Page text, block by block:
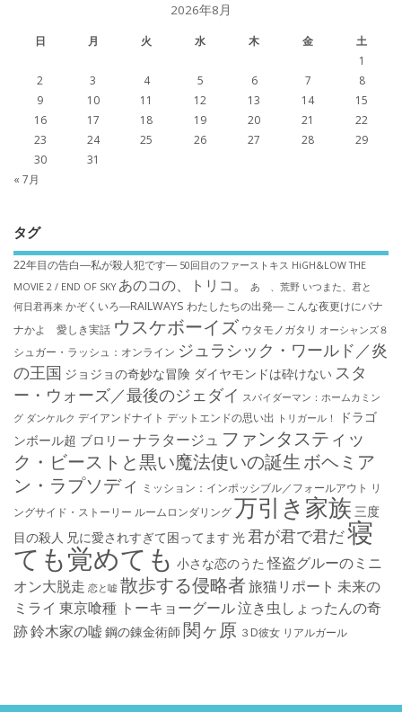
2026年8月
日 月 火 水 木 金
土
1
2
3 4 5 6 7
8
9
10 11 12 13 14
15
16
17 18 19 20 21
22
23
24 25 26 27 28
29
30
31
« 7月
タグ
22年目の告白―私が殺人犯です― 50回目のファーストキス HiGH&LOW THE
MOVIE 2 / END OF SKY あのコの、トリコ。 あゝ、荒野 いつまた、君と
何日君再来 かぞくいろ―RAILWAYS わたしたちの出発― こんな夜更けにバナ
ナかよ 愛しき実話 ウスケボーイズ ウタモノガタリ オーシャンズ８
シュガー・ラッシュ：オ​ンライン ジュラシック・ワールド／炎
の王国 ジョジョの奇妙な冒険 ダイヤモンドは砕けない スタ
ー・ウォーズ／最後のジェダイ スパイダーマン：ホームカミン
グ ダンケルク デイアンドナイト デットエンドの思い出 トリガール！
ドラゴ
ンボール超 ブロリー ナラタージュ ファンタスティッ
ク・ビーストと黒い魔法使いの誕生 ボヘミア
ン・ラプソディ ミッション：インポッシブル／フォールアウト リ
ングサイド・ストーリー ルームロンダリング万引き家族 三度
目の殺人 兄に愛されすぎて困ってます 光君が君で君だ寝
ても覚めても 小さな恋のうた 怪盗グルーのミニ
オン大脱走 恋と嘘 散歩する侵略者旅猫リポート 未来の
ミライ 東京喰種 トーキョーグール泣き虫しょったんの奇
跡鈴木家の嘘 鋼の錬金術師 関ヶ原 ３D彼女 リアルガール